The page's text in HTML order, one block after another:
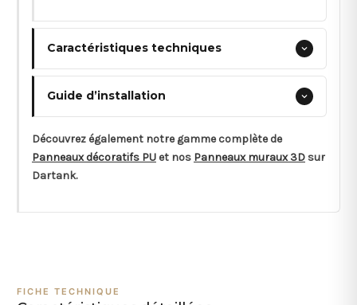
Caractéristiques techniques
Guide d’installation
Découvrez également notre gamme complète de
Panneaux décoratifs PU et nos Panneaux muraux 3D sur
Dartank.
FICHE TECHNIQUE